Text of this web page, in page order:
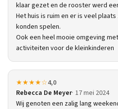
klaar gezet en de rooster werd
Het huis is ruim en er is veel
konden spelen.
Ook een heel mooie omgeving
activiteiten voor de kleinkinderen
★★★★☆4,0
Rebecca De Meyer 17 mei 2024
Wij genoten een zalig lang